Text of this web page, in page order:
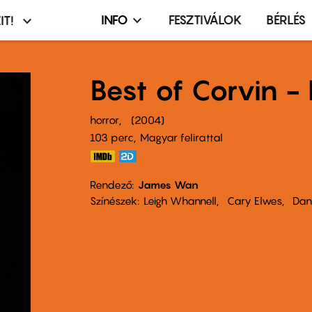
Infó,
terembérlés
menü
INFO FESZTIVÁLOK BÉRLÉS
Best of Corvin -
horror
2004
103 perc,
Magyar felirattal
Rendező James Wan
Színészek
Leigh Whannell Cary Elwes